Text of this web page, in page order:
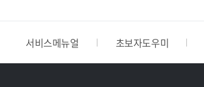
서비스메뉴얼 초보자도우미